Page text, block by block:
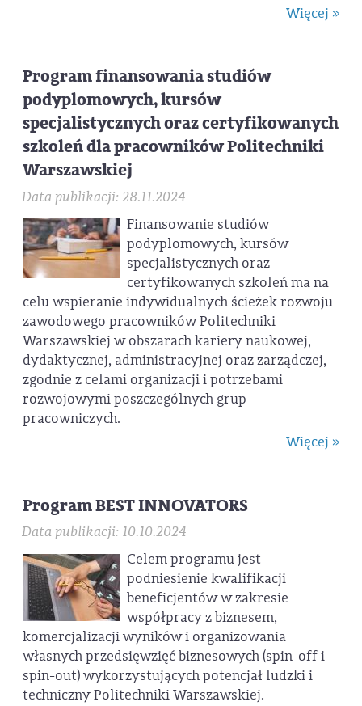
Więcej »
Program finansowania studiów
podyplomowych, kursów
specjalistycznych oraz certyfikowanych
szkoleń dla pracowników Politechniki
Warszawskiej
Data publikacji: 28.11.2024
Finansowanie studiów
podyplomowych, kursów
specjalistycznych oraz
certyfikowanych szkoleń ma na
celu wspieranie indywidualnych ścieżek rozwoju
zawodowego pracowników Politechniki
Warszawskiej w obszarach kariery naukowej,
dydaktycznej, administracyjnej oraz zarządczej,
zgodnie z celami organizacji i potrzebami
rozwojowymi poszczególnych grup
pracowniczych.
Więcej »
Program BEST INNOVATORS
Data publikacji: 10.10.2024
Celem programu jest
podniesienie kwalifikacji
beneficjentów w zakresie
współpracy z biznesem,
komercjalizacji wyników i organizowania
własnych przedsięwzięć biznesowych (spin-off i
spin-out) wykorzystujących potencjał ludzki i
techniczny Politechniki Warszawskiej.